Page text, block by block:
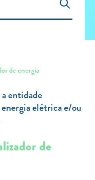
de energia
entidade
elétrica e/ou
de